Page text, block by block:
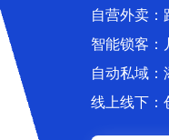
自营外卖：
智能锁客：
自动私域：
线上线下：